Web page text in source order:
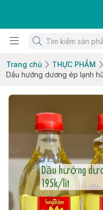
Trang chủ THỰC PHẨM
Dầu hướng dương ép lạnh